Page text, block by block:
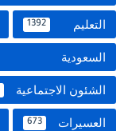
التعليم 1392
السعودية
الشئون الاجتماعية
العسيرات 673